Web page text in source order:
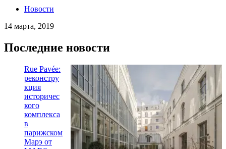
Новости
14 марта, 2019
Последние новости
Rue Pavée:
реконстру
кция
историчес
кого
комплекса
в
парижском
Марэ от